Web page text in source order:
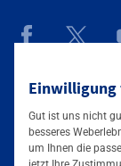
Einwilligung
Gut ist uns nicht
besseres
um Ihnen die
Mainova App